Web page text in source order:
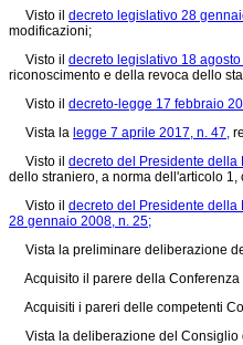
Visto il decreto legislativo 28
modificazioni;
Visto il decreto legislativo 18
riconoscimento e della revoca dello
Visto il decreto-legge 17 febbraio
Vista la legge 7 aprile 2017, n. 47,
Visto il decreto del Presidente
dello straniero, a norma dell'articolo 1,
Visto il decreto del Presidente
28 gennaio 2008, n. 25;
Vista la preliminare deliberazione
Acquisito il parere della Conferenza
Acquisiti i pareri delle competenti
Vista la deliberazione del Consiglio